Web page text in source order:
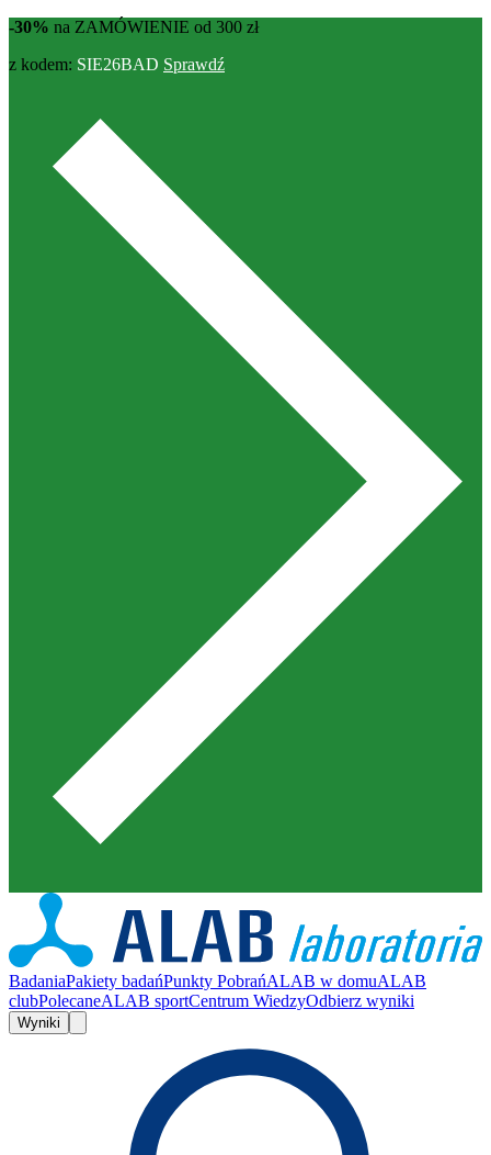
-30% na ZAMÓWIENIE od 300 zł
z kodem: SIE26BAD Sprawdź
BadaniaPakiety badańPunkty PobrańALAB w domuALAB
clubPolecaneALAB sportCentrum WiedzyOdbierz wyniki
Wyniki